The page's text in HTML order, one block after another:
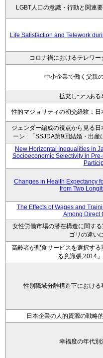
LGBT人口の意識・行動と関連
Life Satisfaction and Telework
コロナ禍におけるテレワ
中小企業で働く父親
拡充しつつある
性的マジョリティの初交経験：
ジェンダー編成の視点から見る
ーン : 「SSJDA第9回結婚・出
New Horizontal Inequalities in
Socioeconomic Selectivity in
Changes in Health Expectancy
from Two
The Effects of Wages and
Among Direct
女性労働市場の潜在構造に関す
ゴリの違い
高齢者が配食サービスを選択す
る意識張,2014
性別職域分離構造下におけ
日本企業の人的資源の戦略
幸福度の年代別